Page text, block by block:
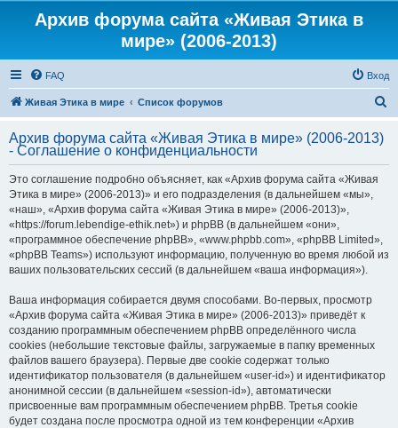
Архив форума сайта «Живая Этика в
мире» (2006-2013)
FAQ Вход
Живая Этика в мире Список форумов
с
Архив форума сайта «Живая Этика в мире» (2006-2013)
- Соглашение о конфиденциальности
Это соглашение подробно объясняет, как «Архив форума сайта «Живая
Этика в мире» (2006-2013)» и его подразделения (в дальнейшем «мы»,
«наш», «Архив форума сайта «Живая Этика в мире» (2006-2013)»,
«https://forum.lebendige-ethik.net») и phpBB (в дальнейшем «они»,
«программное обеспечение phpBB», «www.phpbb.com», «phpBB Limited»,
«phpBB Teams») используют информацию, полученную во время любой из
ваших пользовательских сессий (в дальнейшем «ваша информация»).
Ваша информация собирается двумя способами. Во-первых, просмотр
«Архив форума сайта «Живая Этика в мире» (2006-2013)» приведёт к
созданию программным обеспечением phpBB определённого числа
cookies (небольшие текстовые файлы, загружаемые в папку временных
файлов вашего браузера). Первые две cookie содержат только
идентификатор пользователя (в дальнейшем «user-id») и идентификатор
анонимной сессии (в дальнейшем «session-id»), автоматически
присвоенные вам программным обеспечением phpBB. Третья cookie
будет создана после просмотра одной из тем конференции «Архив